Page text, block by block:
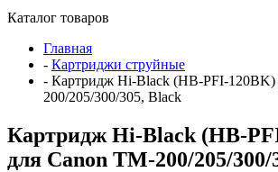
Каталог товаров
Главная
- Картриджи струйные
- Картридж Hi-Black (HB-PFI-120BK)
200/205/300/305, Black
Картридж Hi-Black (HB-
для Canon TM-200/205/